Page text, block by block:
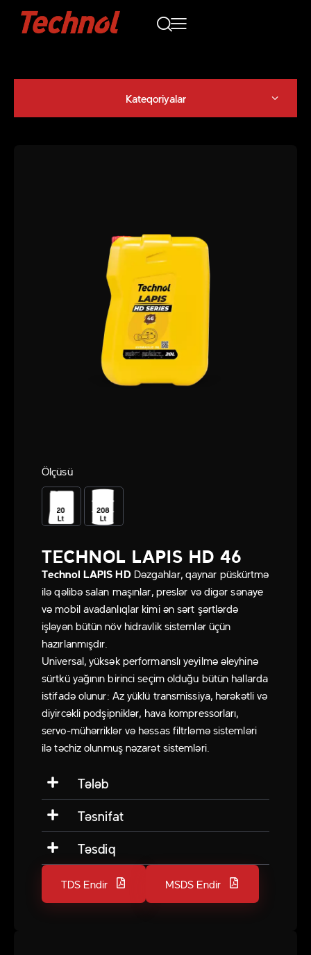
TECHNOL LAPIS HD 46
Technol LAPIS HDDəzgahlar, qaynar püskürtmə
ilə qəlibə salan maşınlar, preslər və digər sənaye
və mobil avadanlıqlar kimi ən sərt şərtlərdə
işləyən bütün növ hidravlik sistemlər üçün
hazırlanmışdır.
Universal, yüksək performanslı yeyilmə əleyhinə
sürtkü yağının birinci seçim olduğu bütün hallarda
istifadə olunur: Az yüklü transmissiya, hərəkətli və
diyircəkli podşipniklər, hava kompressorları,
servo-mühərriklər və həssas filtrləmə sistemləri
ilə təchiz olunmuş nəzarət sistemləri.
Tələb
Təsnifat
Təsdiq
TDS Endir MSDS Endir
Ölçüsü
Kateqoriyalar